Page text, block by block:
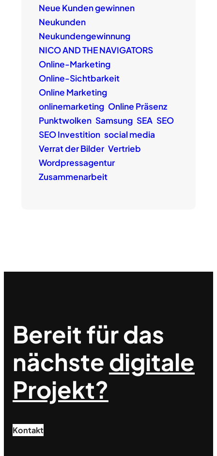
Neue Kunden gewinnen
Neukunden
Neukundengewinnung
NICO AND THE NAVIGATORS
Online-Marketing
Online-Sichtbarkeit
Online Marketing
onlinemarketing Online Präsenz
Punktwolken Samsung SEA SEO
SEO Investition social media
Verrat der Bilder Vertrieb
Wordpressagentur
Zusammenarbeit
Bereit für das
nächstedigitale
Projekt?
Kontakt